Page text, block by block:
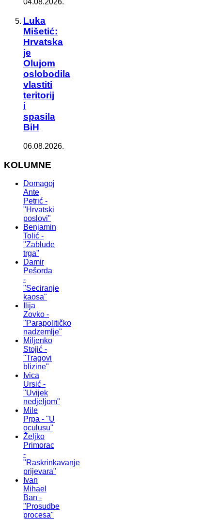
04.08.2026.
Luka
Mišetić:
Hrvatska
je
Olujom
oslobodila
vlastiti
teritorij
i
spasila
BiH
06.08.2026.
KOLUMNE
Domagoj
Ante
Petrić -
"Hrvatski
poslovi"
Benjamin
Tolić -
"Zablude
trga"
Damir
Pešorda
-
"Seciranje
kaosa"
Ilija
Zovko -
"Parapolitičko
nadzemlje"
Miljenko
Stojić -
"Tragovi
blizine"
Ivica
Ursić -
"Uvijek
nedjeljom"
Mile
Prpa - "U
oculusu"
Željko
Primorac
-
"Raskrinkavanje
prijevara"
Ivan
Mihael
Ban -
"Prosudbe
procesa"